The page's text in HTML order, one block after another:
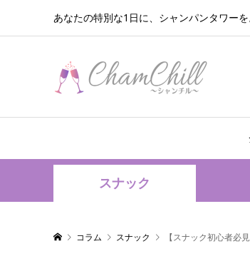
あなたの特別な1日に、シャンパンタワーを
スナック
コラム スナック 【スナック初心者必